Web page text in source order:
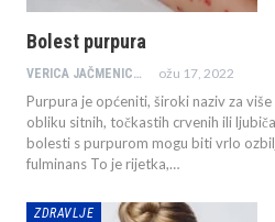
Bolest purpura
VERICA JAČMENICA JAZBEC ožu 17, 2022
Purpura je općeniti, široki naziv za
obliku sitnih, točkastih crvenih ili
bolesti s purpurom mogu biti vrlo
fulminans To je rijetka,…
ZDRAVLJE